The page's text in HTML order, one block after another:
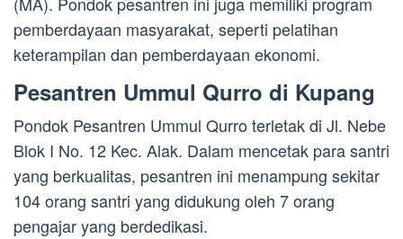
pemberdayaan masyarakat, seperti pelatihan
keterampilan dan pemberdayaan ekonomi.
Pesantren Ummul Qurro di Kupang
Pondok Pesantren Ummul Qurro terletak di Jl. Nebe
Blok I No. 12 Kec. Alak. Dalam mencetak para santri
yang berkualitas, pesantren ini menampung sekitar
104 orang santri yang didukung oleh 7 orang
pengajar yang berdedikasi.